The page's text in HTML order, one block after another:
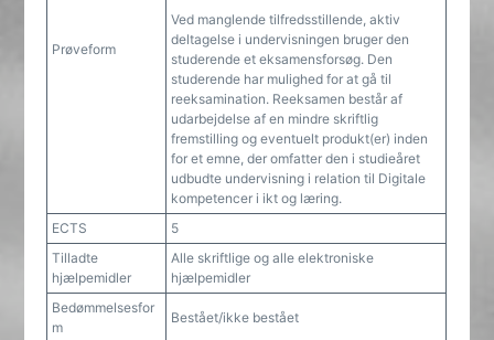
Prøveform
Ved manglende tilfredsstillende, aktiv
deltagelse i undervisningen bruger den
studerende et eksamensforsøg. Den
studerende har mulighed for at gå til
reeksamination. Reeksamen består af
udarbejdelse af en mindre skriftlig
fremstilling og eventuelt produkt(er) inden
for et emne, der omfatter den i studieåret
udbudte undervisning i relation til Digitale
kompetencer i ikt og læring.
ECTS
5
Tilladte
hjælpemidler
Alle skriftlige og alle elektroniske
hjælpemidler
Bedømmelsesfor
m
Bestået/ikke bestået